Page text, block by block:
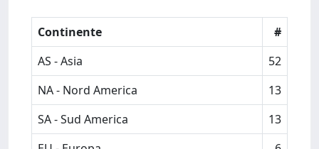
Continente
#
AS - Asia
52
NA - Nord America
13
SA - Sud America
13